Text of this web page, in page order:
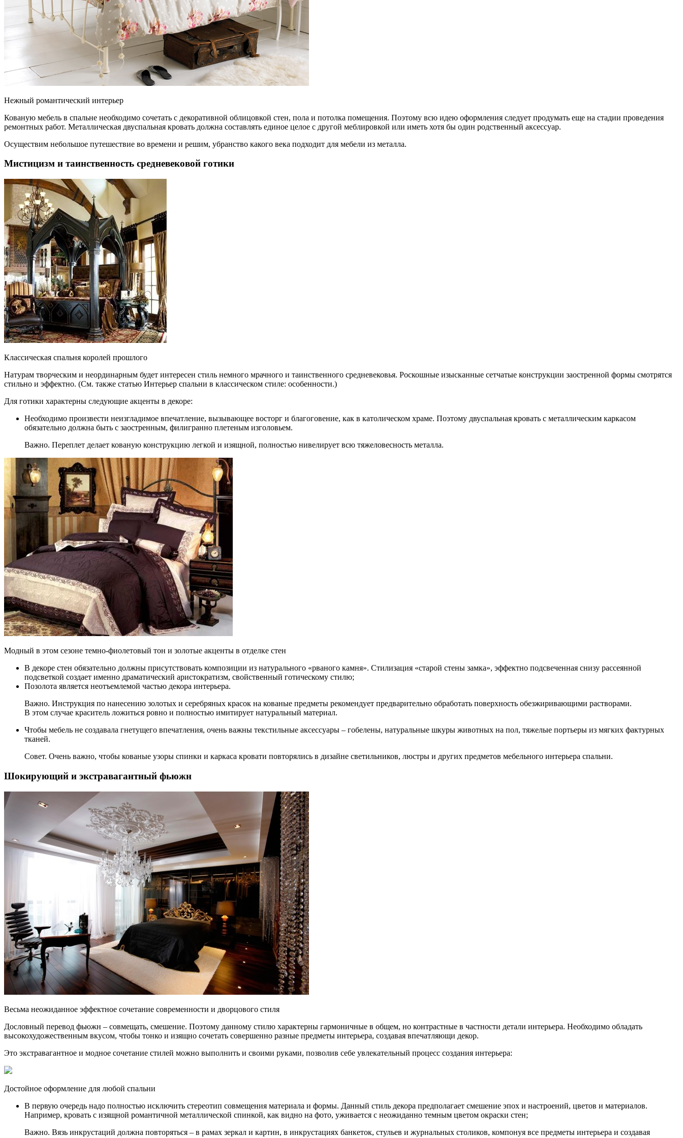
Нежный романтический интерьер
Кованую мебель в спальне необходимо сочетать с декоративной облицовкой стен, пола и потолка помещения. Поэтому всю идею оформления следует продумать еще на стадии проведения
ремонтных работ. Металлическая двуспальная кровать должна составлять единое целое с другой меблировкой или иметь хотя бы один родственный аксессуар.
Осуществим небольшое путешествие во времени и решим, убранство какого века подходит для мебели из металла.
Мистицизм и таинственность средневековой готики
Классическая спальня королей прошлого
Натурам творческим и неординарным будет интересен стиль немного мрачного и таинственного средневековья. Роскошные изысканные сетчатые конструкции заостренной формы смотрятся
стильно и эффектно. (См. также статью Интерьер спальни в классическом стиле: особенности.)
Для готики характерны следующие акценты в декоре:
Необходимо произвести неизгладимое впечатление, вызывающее восторг и благоговение, как в католическом храме. Поэтому двуспальная кровать с металлическим каркасом
обязательно должна быть с заостренным, филигранно плетеным изголовьем.
Важно. Переплет делает кованую конструкцию легкой и изящной, полностью нивелирует всю тяжеловесность металла.
Модный в этом сезоне темно-фиолетовый тон и золотые акценты в отделке стен
В декоре стен обязательно должны присутствовать композиции из натурального «рваного камня». Стилизация «старой стены замка», эффектно подсвеченная снизу рассеянной
подсветкой создает именно драматический аристократизм, свойственный готическому стилю;
Позолота является неотъемлемой частью декора интерьера.
Важно. Инструкция по нанесению золотых и серебряных красок на кованые предметы рекомендует предварительно обработать поверхность обезжиривающими растворами.
В этом случае краситель ложиться ровно и полностью имитирует натуральный материал.
Чтобы мебель не создавала гнетущего впечатления, очень важны текстильные аксессуары – гобелены, натуральные шкуры животных на пол, тяжелые портьеры из мягких фактурных
тканей.
Совет. Очень важно, чтобы кованые узоры спинки и каркаса кровати повторялись в дизайне светильников, люстры и других предметов мебельного интерьера спальни.
Шокирующий и экстравагантный фьюжн
Весьма неожиданное эффектное сочетание современности и дворцового стиля
Дословный перевод фьюжн – совмещать, смешение. Поэтому данному стилю характерны гармоничные в общем, но контрастные в частности детали интерьера. Необходимо обладать
высокохудожественным вкусом, чтобы тонко и изящно сочетать совершенно разные предметы интерьера, создавая впечатляющи декор.
Это экстравагантное и модное сочетание стилей можно выполнить и своими руками, позволив себе увлекательный процесс создания интерьера:
Достойное оформление для любой спальни
В первую очередь надо полностью исключить стереотип совмещения материала и формы. Данный стиль декора предполагает смешение эпох и настроений, цветов и материалов.
Например, кровать с изящной романтичной металлической спинкой, как видно на фото, уживается с неожиданно темным цветом окраски стен;
Важно. Вязь инкрустаций должна повторяться – в рамах зеркал и картин, в инкрустациях банкеток, стульев и журнальных столиков, компонуя все предметы интерьера и создавая